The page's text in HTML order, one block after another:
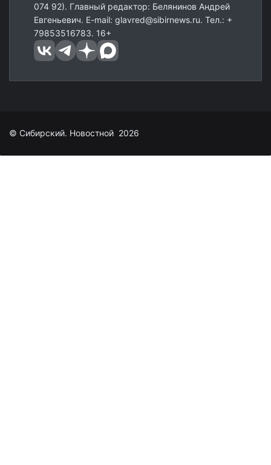
074 92). Главный редактор: Белянинов Андрей
Евгеньевич. E-mail: glavred@sibirnews.ru. Тел.: +
79853516783. 16+
© Сибирский. Новостной 2026